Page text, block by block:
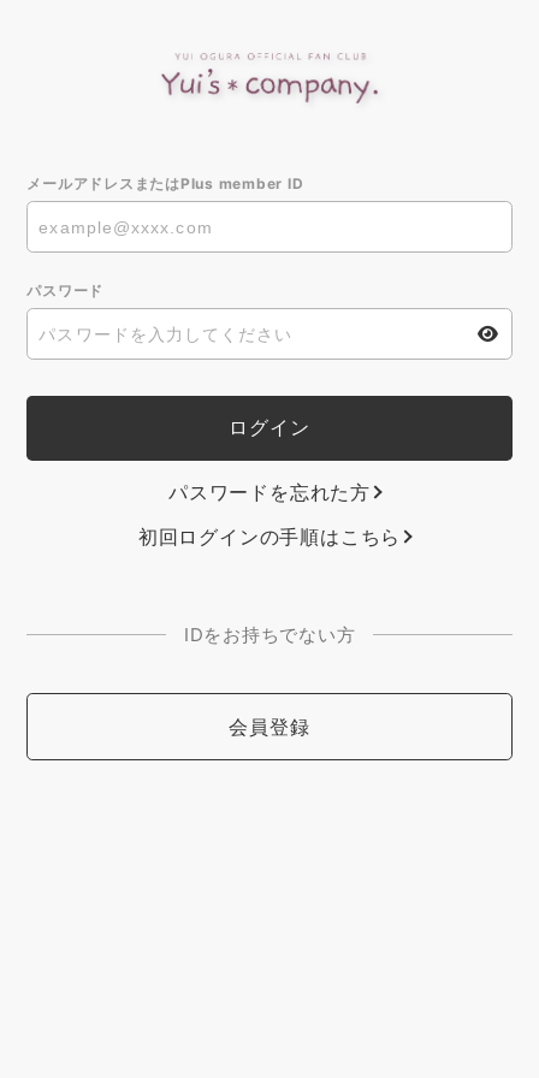
メールアドレスまたはPlus member ID
パスワード
パスワードを忘れた方
初回ログインの手順はこちら
IDをお持ちでない方
会員登録